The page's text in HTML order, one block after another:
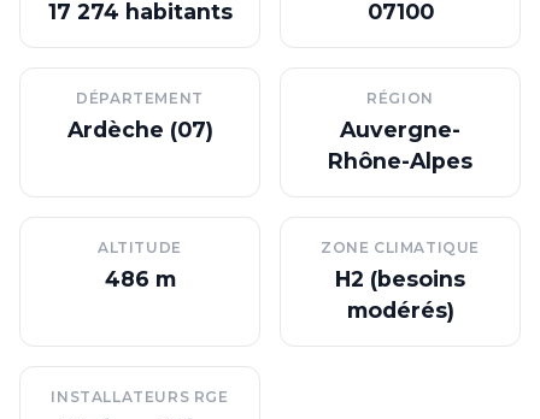
17 274 habitants 07100
DÉPARTEMENT
Ardèche (07)
RÉGION
Auvergne-
Rhône-Alpes
ALTITUDE
486 m
ZONE CLIMATIQUE
H2 (besoins
modérés)
INSTALLATEURS RGE